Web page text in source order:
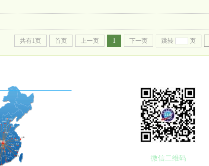
共有1页 首页 上一页 1 下一页 跳转 页
微信二维码